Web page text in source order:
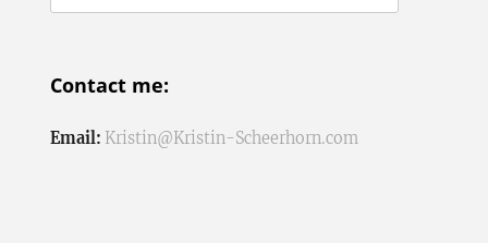
nach:
Contact me:
Email: Kristin@Kristin-Scheerhorn.com